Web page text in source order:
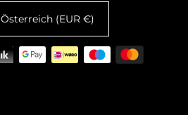
Österreich (EUR €)